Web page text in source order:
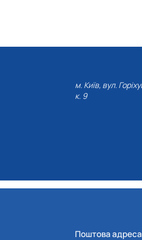
м. Київ, вул.
к. 9
Поштова адреса